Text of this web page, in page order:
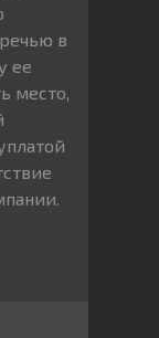
в
ее
место,